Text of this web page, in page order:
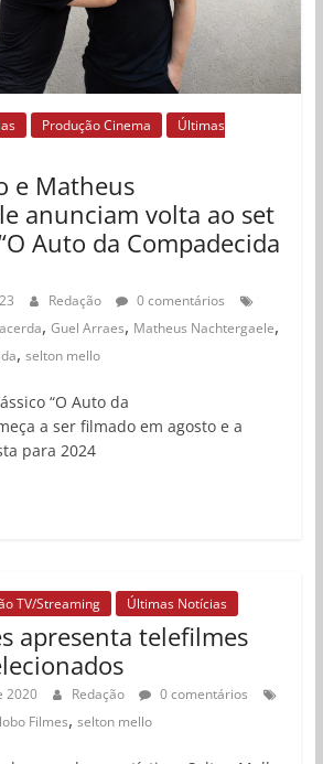
Produção Cinema
Últimas
e Matheus
anunciam volta ao set
Auto da Compadecida
Redação
0 comentários
, Guel Arraes, Matheus Nachtergaele,
, selton mello
“O Auto da
a ser filmado em agosto e a
para 2024
TV/Streaming Últimas Notícias
apresenta telefilmes
2020 Redação
0 comentários
Filmes, selton mello